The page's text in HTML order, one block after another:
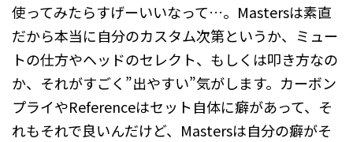
使ってみたらすげーいいなって…。Mastersは素直
だから本当に自分のカスタム次第というか、ミュー
トの仕方やヘッドのセレクト、もしくは叩き方なの
か、それがすごく”出やすい”気がします。カーボン
プライやReferenceはセット自体に癖があって、そ
れもそれで良いんだけど、Mastersは自分の癖がそ